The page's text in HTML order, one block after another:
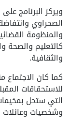
ويركز البرنامج
الصحراوي
والمنظومة
كالتعليم والصحة
والثقافية.
كما كان الاجتماع
للاستحقاقات
التي ستحل
وشخصيات وعائلات